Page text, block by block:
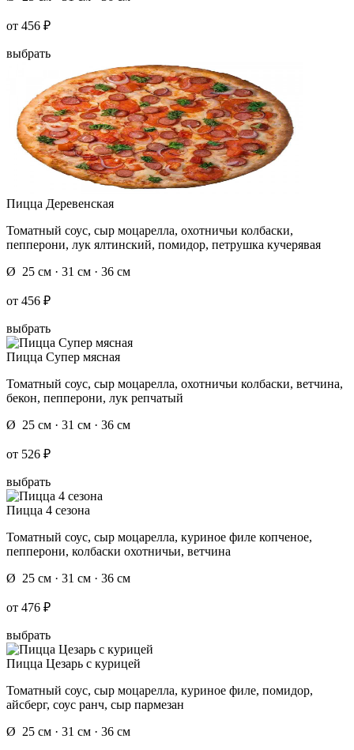
от 456 ₽
выбрать
Пицца Деревенская
Томатный соус, сыр моцарелла, охотничьи колбаски,
пепперони, лук ялтинский, помидор, петрушка кучерявая
Ø 25 см · 31 см · 36 см
от 456 ₽
выбрать
Пицца Супер мясная
Томатный соус, сыр моцарелла, охотничьи колбаски, ветчина,
бекон, пепперони, лук репчатый
Ø 25 см · 31 см · 36 см
от 526 ₽
выбрать
Пицца 4 сезона
Томатный соус, сыр моцарелла, куриное филе копченое,
пепперони, колбаски охотничьи, ветчина
Ø 25 см · 31 см · 36 см
от 476 ₽
выбрать
Пицца Цезарь с курицей
Томатный соус, сыр моцарелла, куриное филе, помидор,
айсберг, соус ранч, сыр пармезан
Ø 25 см · 31 см · 36 см